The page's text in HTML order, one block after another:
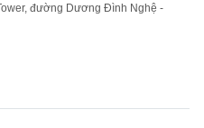
đường Dương Đình Nghệ -